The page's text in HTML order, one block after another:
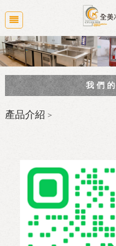
我們
商業廚房規劃
食品機械
白鐵水槽/工作台/桌子
熱水機
產品介紹 >